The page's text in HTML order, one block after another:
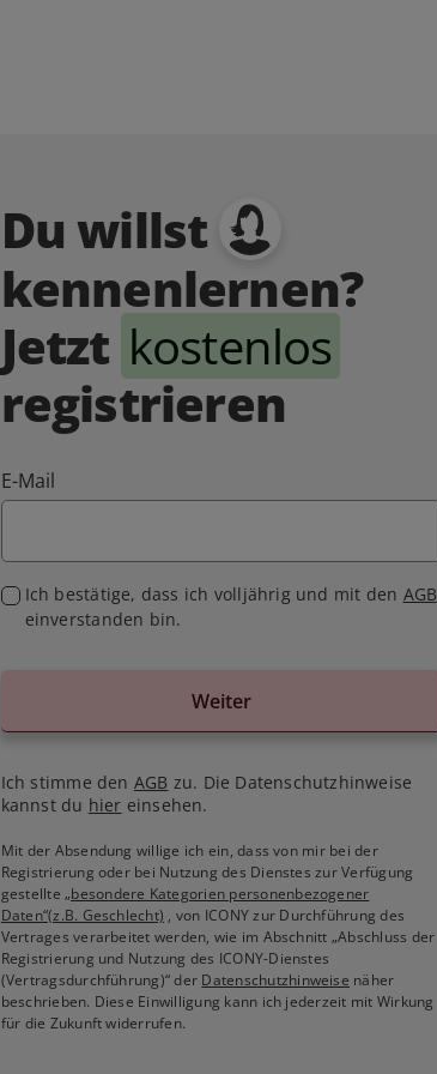
Du willst
kennenlernen?
Jetzt kostenlos
registrieren
E-Mail
Ich bestätige, dass ich volljährig und mit den AGB
einverstanden bin.
Weiter
Ich stimme den AGB zu. Die Datenschutzhinweise
kannst du hier einsehen.
Mit der Absendung willige ich ein, dass von mir bei der
Registrierung oder bei Nutzung des Dienstes zur Verfügung
gestellte„besondere Kategorien personenbezogener
Daten“(z.B. Geschlecht) , von ICONY zur Durchführung des
Vertrages verarbeitet werden, wie im Abschnitt „Abschluss der
Registrierung und Nutzung des ICONY-Dienstes
(Vertragsdurchführung)“ der Datenschutzhinweise näher
beschrieben. Diese Einwilligung kann ich jederzeit mit Wirkung
für die Zukunft widerrufen.